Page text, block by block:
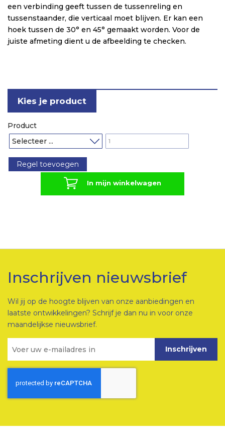
een verbinding geeft tussen de tussenreling en
tussenstaander, die verticaal moet blijven. Er kan een
hoek tussen de 30° en 45° gemaakt worden. Voor de
juiste afmeting dient u de afbeelding te checken.
Kies je product
Product
Regel toevoegen
In mijn winkelwagen
Inschrijven nieuwsbrief
Wil jij op de hoogte blijven van onze aanbiedingen en
laatste ontwikkelingen? Schrijf je dan nu in voor onze
maandelijkse nieuwsbrief.
Inschrijven